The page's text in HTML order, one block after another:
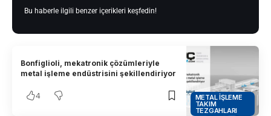
Bu haberle ilgili benzer içerikleri keşfedin!
METAL İŞLEME
TAKIM
TEZGAHLARI
Bonfiglioli, mekatronik çözümleriyle
metal işleme endüstrisini şekillendiriyor
4